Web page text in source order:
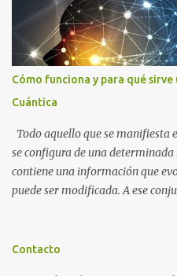
Cómo funciona y para qué
Cuántica
Todo aquello que se manifiesta
se configura de una
contiene una información que
puede ser modificada. A ese
pensamos en alguien que hace
Contacto